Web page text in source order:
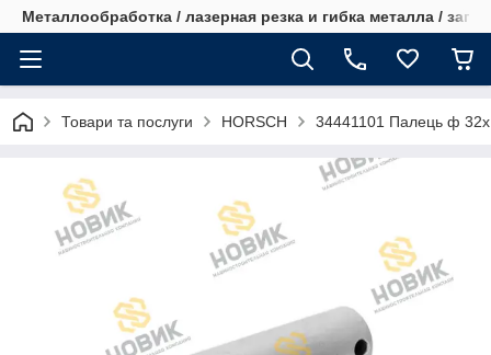
Металлообработка / лазерная резка и гибка металла /
Товари та послуги HORSCH 34441101 Палець ф